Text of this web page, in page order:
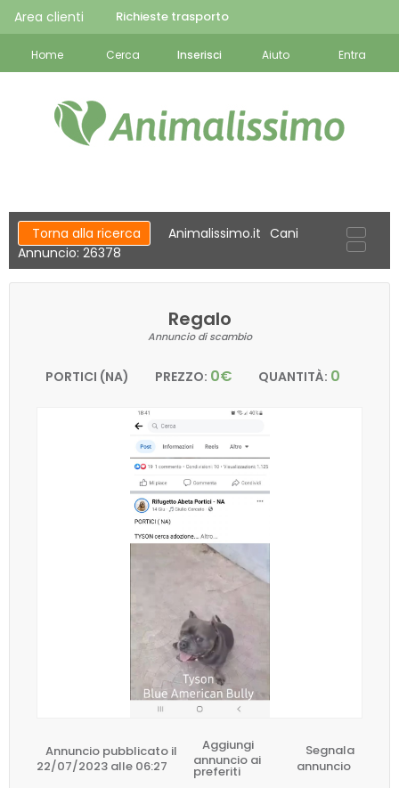
Area clienti Richieste trasporto
Home Cerca Inserisci Aiuto Entra
Torna alla ricerca Animalissimo.it Cani
Annuncio: 26378
Regalo
Annuncio di scambio
PORTICI (NA) PREZZO: 0€ QUANTITÀ: 0
Annuncio pubblicato il
22/07/2023 alle 06:27
Aggiungi
annuncio ai
preferiti
Segnala
annuncio